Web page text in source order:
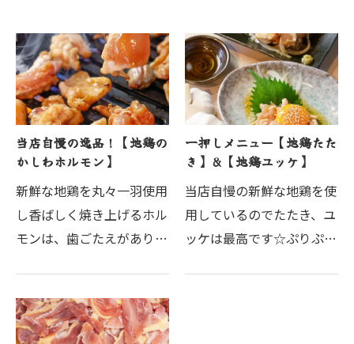
当店自慢の逸品！【地鶏の
かしわホルモン】
新鮮な地鶏を丸々一羽使用
し香ばしく焼き上げるホル
モンは、歯ごたえがありジ
いっぱいに広がり、幸せな
気分に浸ること間違いなし
一押しメニュー【地鶏たた
き】&【地鶏ユッケ】
当店自慢の新鮮な地鶏を使
用しているのでたたき、ユ
ッケは最高です☆ぷりぷり